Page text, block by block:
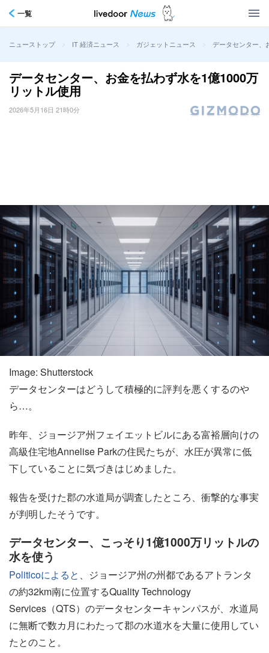
一覧
ニューストップ > IT 経済ニュース > ガジェットニュース > データセンター、
データセンター、お金を払わず水を1億1000万
リットル使用
2026年5月16日 21時0分
Image: Shutterstock
データセンターはどうして積極的に評判を悪くするのや
ら…。
昨年、ジョージア州フェイエットビルにある富裕層向けの
高級住宅地Annelise Parkの住民たちが、水圧が異常に低
下していることに気づきはじめました。
報告を受けた郡の水道局が調査したところ、衝撃的な事実
が判明したそうです。
データセンター、こっそり1億1000万リットルの
水を使う
Politicoによると 、ジョージア州の州都であるアトランタ
の約32km南に位置するQuality Technology
Services（QTS）のデータセンターキャンパスが、水道局
に無断で数カ月にわたって郡の水道水を大量に使用してい
たとのこと。